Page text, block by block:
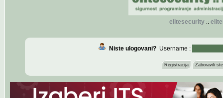
elitesecurity::
Niste ulogovani?Username :
Registracija Zaboravili